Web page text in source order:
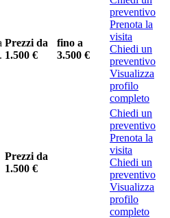
Prezzi da
1.500 €
fino a
3.500 €
preventivo
Prenota la
visita
Chiedi un
preventivo
Visualizza
profilo
completo
Prezzi da
1.500 €
Chiedi un
preventivo
Prenota la
visita
Chiedi un
preventivo
Visualizza
profilo
completo